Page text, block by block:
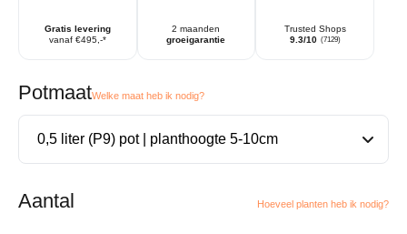
Gratis levering
vanaf €495,-*
2 maanden
groeigarantie
Trusted Shops
9.3/10 (7129)
PotmaatWelke maat heb ik nodig?
Aantal Hoeveel planten heb ik nodig?